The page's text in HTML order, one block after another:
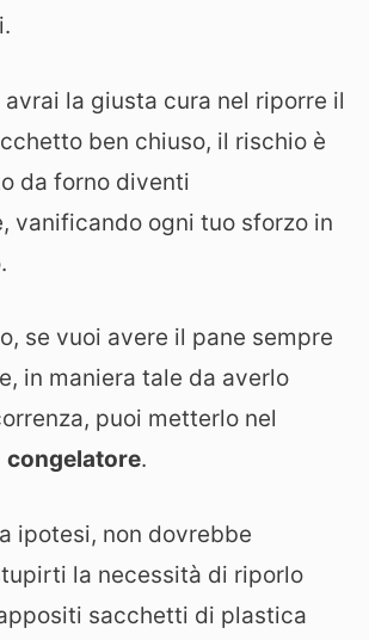
la giusta cura nel riporre il
ben chiuso, il rischio è
da forno diventi
vanificando ogni tuo sforzo in
se vuoi avere il pane sempre
in maniera tale da averlo
puoi metterlo nel
congelatore.
ipotesi, non dovrebbe
la necessità di riporlo
sacchetti di plastica